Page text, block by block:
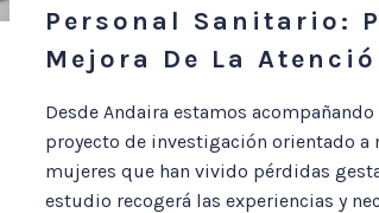
Personal Sanitario:
Mejora De La
Desde Andaira estamos
proyecto de investigación orientado a
mujeres que han vivido pérdidas
estudio recogerá las experiencias y